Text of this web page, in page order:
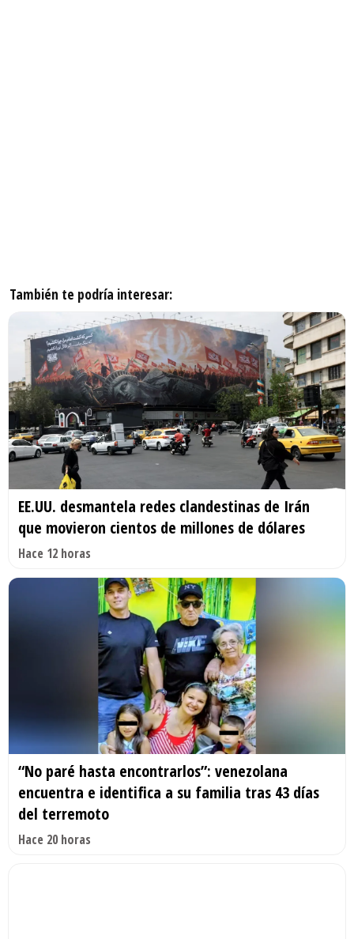
También te podría interesar:
EE.UU. desmantela redes clandestinas de Irán
que movieron cientos de millones de dólares
Hace 12 horas
“No paré hasta encontrarlos”: venezolana
encuentra e identifica a su familia tras 43 días
del terremoto
Hace 20 horas